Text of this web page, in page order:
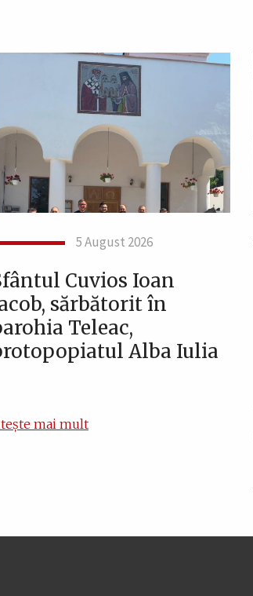
5 August 2026
Cuvios Ioan
sărbătorit în
Teleac,
Alba Iulia
mai mult